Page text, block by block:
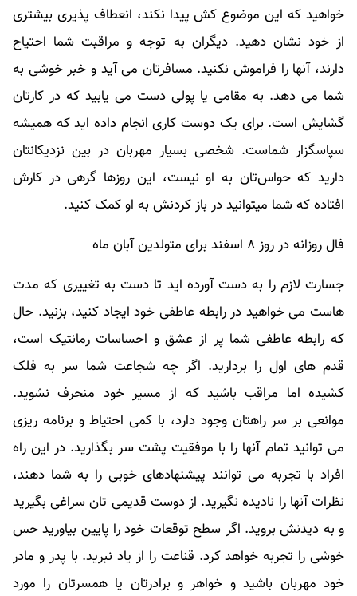
خواهید که این موضوع کش پیدا نکند، انعطاف پذیری بیشتری
از خود نشان دهید. دیگران به توجه و مراقبت شما احتیاج
دارند، آنها را فراموش نکنید. مسافرتان می آید و خبر خوشی به
شما می دهد. به مقامی یا پولی دست می یابید که در کارتان
گشایش است. برای یک دوست کاری انجام داده اید که همیشه
سپاسگزار شماست. شخصی بسیار مهربان در بین نزدیکانتان
دارید که حواس‌تان به او نیست، این روزها گرهی در کارش
افتاده که شما میتوانید در باز کردنش به او کمک کنید.
فال روزانه در روز ۸ اسفند برای متولدین آبان ماه
جسارت لازم را به دست آورده اید تا دست به تغییری که مدت
هاست می خواهید در رابطه عاطفی خود ایجاد کنید، بزنید. حال
که رابطه عاطفی شما پر از عشق و احساسات رمانتیک است،
قدم های اول را بردارید. اگر چه شجاعت شما سر به فلک
کشیده اما مراقب باشید که از مسیر خود منحرف نشوید.
موانعی بر سر راهتان وجود دارد، با کمی احتیاط و برنامه ریزی
می توانید تمام آنها را با موفقیت پشت سر بگذارید. در این راه
افراد با تجربه می توانند پیشنهادهای خوبی را به شما دهند،
نظرات آنها را نادیده نگیرید. از دوست قدیمی تان سراغی بگیرید
و به دیدنش بروید. اگر سطح توقعات خود را پایین بیاورید حس
خوشی را تجربه خواهد کرد. قناعت را از یاد نبرید. با پدر و مادر
خود مهربان باشید و خواهر و برادرتان یا همسرتان را مورد